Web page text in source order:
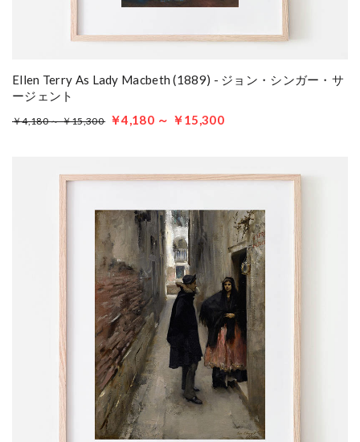
Ellen Terry As Lady Macbeth (1889) - ジョン・シンガー・サ
ージェント
￥4,180 ～ ￥15,300 ￥4,180 ～ ￥15,300